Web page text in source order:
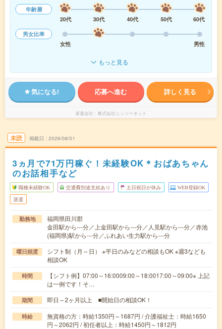
年齢層
20代
30代 40代 50代
60代
男女比率
女性
男性
もっと見る
気になる! 応募へ進む 詳しく見る
派遣会社 株式会社ニッソーネット
未読 掲載日 2026/08/01
3ヵ月で71万円稼ぐ！未経験OK＊おばあちゃん
のお話相手など
職種未経験OK 交通費別途支給あり 土日祝日が休み WEB登録OK
派遣
勤務地
福岡県田川郡
金田駅から---分／上金田駅から---分／人見駅から---分／赤池
(福岡県)駅から---分／ふれあい生力駅から---分
曜日頻度
シフト制（月～日） ※平日のみなどの相談もOK ※週3なども
相談OK
時間
【シフト例】07:00～16:0009:00～18:0017:00～09:00※ 上記
は一例です！そ…
期間 即日～2ヶ月以上 ■開始日の相談OK！
時給
無資格の方：時給1350円～1687円 / 介護福祉士：時給1650
円～2062円 / 初任者以上：時給1450円～1812円